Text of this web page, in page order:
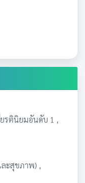
รตินิยมอันดับ 1 ,
ะสุขภาพ) ,